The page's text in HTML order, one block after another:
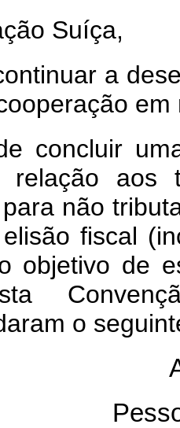
Suíça,
a
concluir
relação
não
fiscal
objetivo de
o